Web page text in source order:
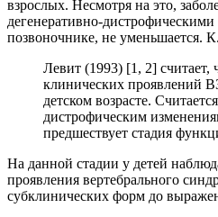
взрослых. Несмотря на это,
дегенеративно-
позвоночнике, не уменьшается. К.
Левит (1993) [1, 2] считает,
клинических проявлений
детском возрасте.
дистрофическим
предшествует стадия
На данной стадии у детей
проявления вертебрального
субклинических форм до